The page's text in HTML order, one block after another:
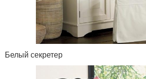
Белый секретер